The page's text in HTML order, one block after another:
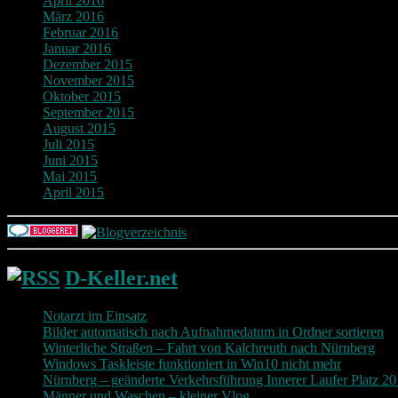
März 2016
Februar 2016
Januar 2016
Dezember 2015
November 2015
Oktober 2015
September 2015
August 2015
Juli 2015
Juni 2015
Mai 2015
April 2015
D-Keller.net
Notarzt im Einsatz
Bilder automatisch nach Aufnahmedatum in Ordner sortieren
Winterliche Straßen – Fahrt von Kalchreuth nach Nürnberg
Windows Taskleiste funktioniert in Win10 nicht mehr
Nürnberg – geänderte Verkehrsführung Innerer Laufer Platz